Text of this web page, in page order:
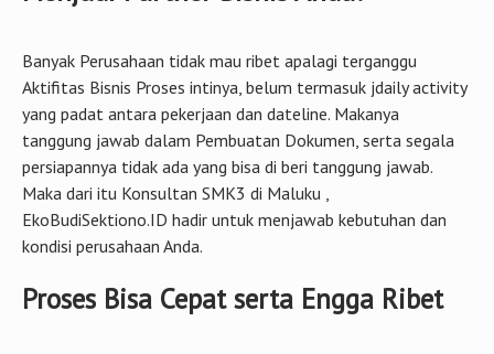
Banyak Perusahaan tidak mau ribet apalagi terganggu
Aktifitas Bisnis Proses intinya, belum termasuk jdaily activity
yang padat antara pekerjaan dan dateline. Makanya
tanggung jawab dalam Pembuatan Dokumen, serta segala
persiapannya tidak ada yang bisa di beri tanggung jawab.
Maka dari itu Konsultan SMK3 di Maluku ,
EkoBudiSektiono.ID hadir untuk menjawab kebutuhan dan
kondisi perusahaan Anda.
Proses Bisa Cepat serta Engga Ribet